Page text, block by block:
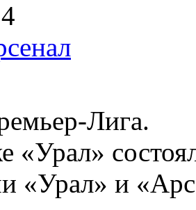
Лига.
«Урал»
«Урал» и